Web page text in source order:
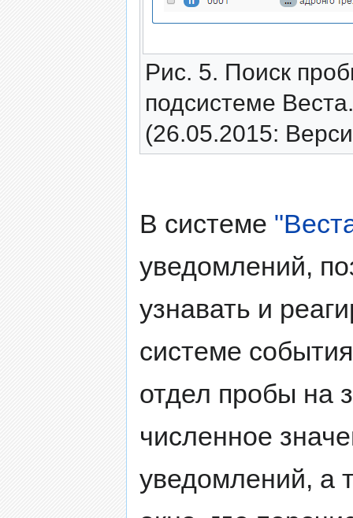
Рис. 5. Поиск
подсистеме
(26.05.2015:
В системе
уведомлений,
узнавать и
системе
отдел пробы на
численное
уведомлений, а